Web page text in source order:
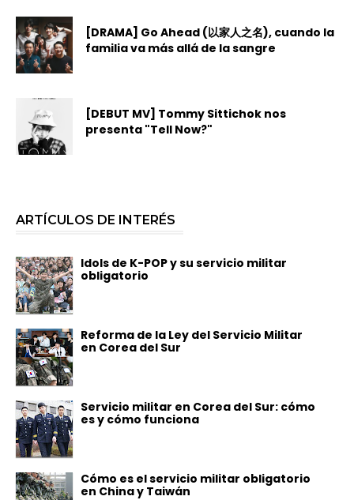
[DRAMA] Go Ahead (以家人之名), cuando la
familia va más allá de la sangre
[DEBUT MV] Tommy Sittichok nos
presenta "Tell Now?"
ARTÍCULOS DE INTERÉS
Idols de K-POP y su servicio militar
obligatorio
Reforma de la Ley del Servicio Militar
en Corea del Sur
Servicio militar en Corea del Sur: cómo
es y cómo funciona
Cómo es el servicio militar obligatorio
en China y Taiwán